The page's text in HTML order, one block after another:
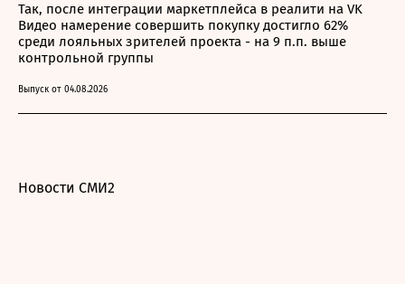
Так, после интеграции маркетплейса в реалити на VK
Видео намерение совершить покупку достигло 62%
среди лояльных зрителей проекта - на 9 п.п. выше
контрольной группы
Выпуск от 04.08.2026
Новости СМИ2